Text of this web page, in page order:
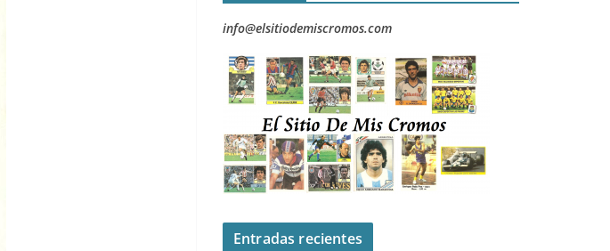
info@elsitiodemiscromos.com
Entradas recientes